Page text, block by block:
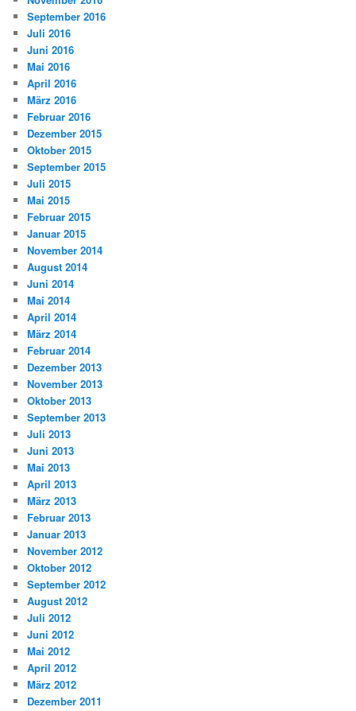
September 2016
Juli 2016
Juni 2016
Mai 2016
April 2016
März 2016
Februar 2016
Dezember 2015
Oktober 2015
September 2015
Juli 2015
Mai 2015
Februar 2015
Januar 2015
November 2014
August 2014
Juni 2014
Mai 2014
April 2014
März 2014
Februar 2014
Dezember 2013
November 2013
Oktober 2013
September 2013
Juli 2013
Juni 2013
Mai 2013
April 2013
März 2013
Februar 2013
Januar 2013
November 2012
Oktober 2012
September 2012
August 2012
Juli 2012
Juni 2012
Mai 2012
April 2012
März 2012
Dezember 2011